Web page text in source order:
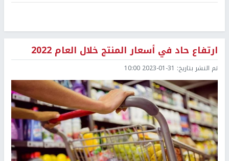
ارتفاع حاد في أسعار المنتج خلال العام 2022
تم النشر بتاريخ: 2023-01-31 10:00